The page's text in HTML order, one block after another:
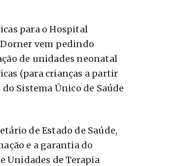
para o Hospital
vem pedindo
de unidades neonatal
(para crianças a partir
Sistema Único de Saúde
de Estado de Saúde,
e a garantia do
Unidades de Terapia